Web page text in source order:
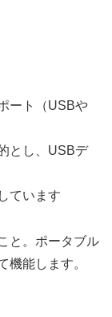
ート（USBや
とし、USBデ
ています
と。ポータブル
機能します。